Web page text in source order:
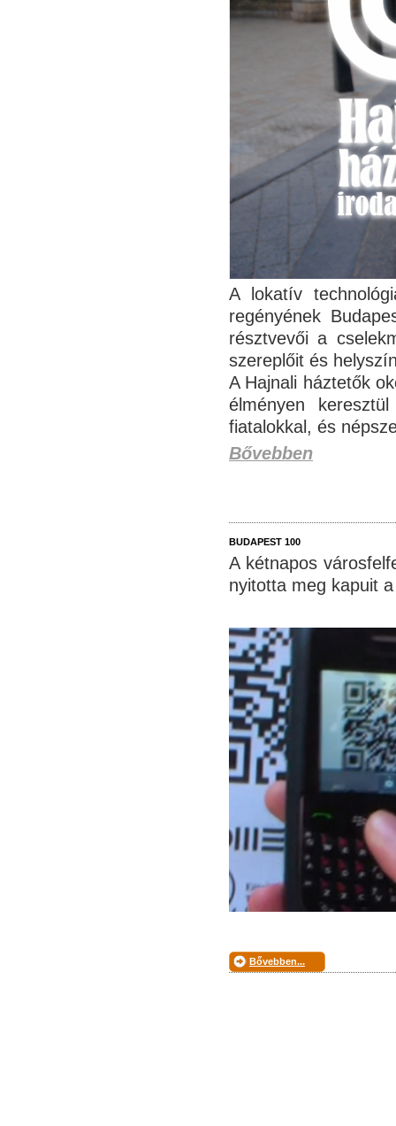
A lokatív
regényének
résztvevői a
szereplőit és
A Hajnali háztetők
élményen
fiatalokkal, és
Bővebben
BUDAPEST 100
A kétnapos
nyitotta meg kapuit
Bővebben...